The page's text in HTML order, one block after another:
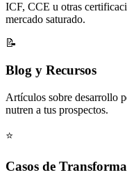
ICF, CCE u otras
mercado saturado.
📝
Blog y Recursos
Artículos sobre desarrollo
nutren a tus prospectos.
⭐
Casos de